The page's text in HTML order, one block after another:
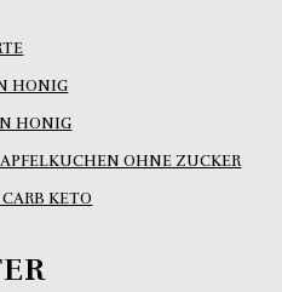
HONIG
HONIG
OHNE ZUCKER
KETO